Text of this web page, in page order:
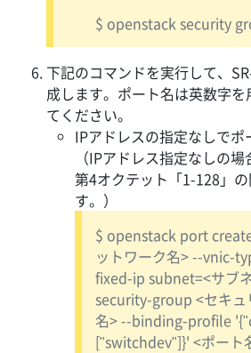
$ openstack security
下記のコマンドを実行して、
成します。ポート名は英数字
てください。
IPアドレスの指定なしで
（IPアドレス指定なしの
第4オクテット「1-128」
す。）
$ openstack port
ットワーク名> --vnic-
fixed-ip subnet=<サブ
security-group <セキュ
名> --binding-profile
["switchdev"]}' <ポート